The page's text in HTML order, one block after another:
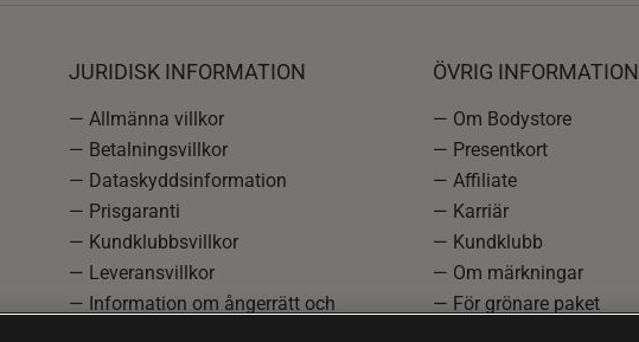
JURIDISK INFORMATION
— Allmänna villkor
— Betalningsvillkor
— Dataskyddsinformation
— Prisgaranti
— Kundklubbsvillkor
— Leveransvillkor
— Information om ångerrätt och
ÖVRIG INFORMATION
— Om Bodystore
— Presentkort
— Affiliate
— Karriär
— Kundklubb
— Om märkningar
— För grönare paket